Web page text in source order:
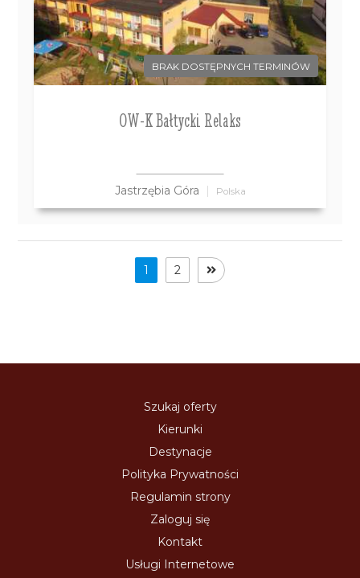
BRAK DOSTĘPNYCH TERMINÓW
OW-K Bałtycki Relaks
Jastrzębia Góra Polska
1 2
Szukaj oferty
Kierunki
Destynacje
Polityka Prywatności
Regulamin strony
Zaloguj się
Kontakt
Usługi Internetowe